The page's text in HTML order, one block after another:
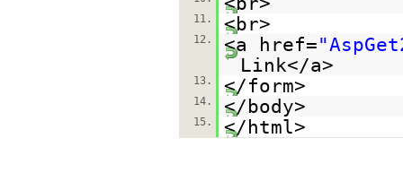
11. <br>
12. <a href=
Link</a>
13. </form>
14. </body>
15. </html>